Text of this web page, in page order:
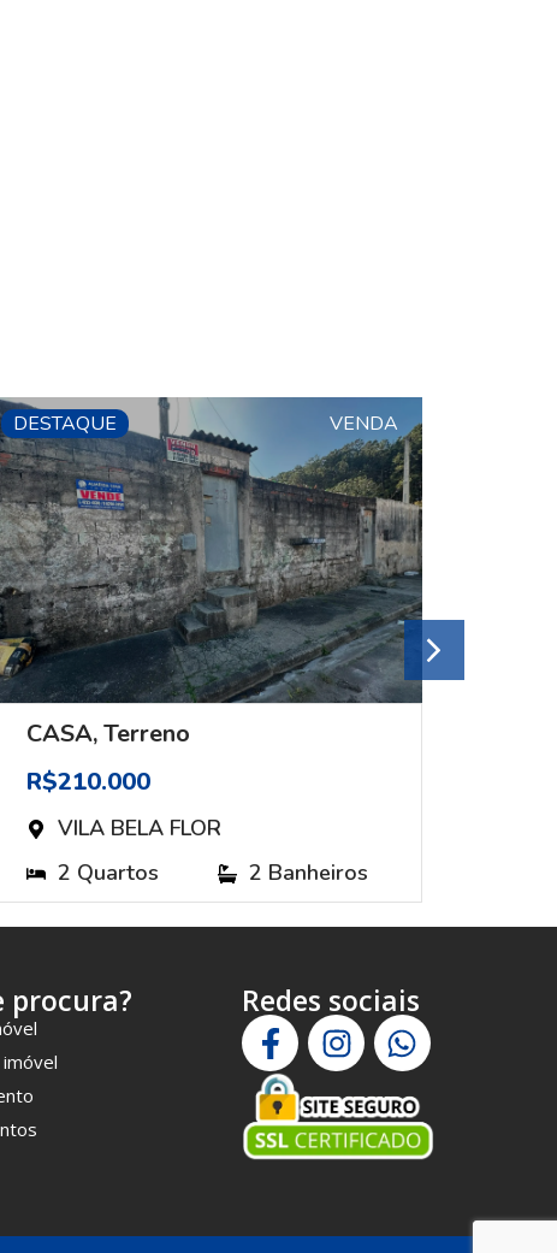
DESTAQUE VENDA
CASA,Terreno
R$210.000
VILA BELA FLOR
2 Quartos
2 Banheiros
procura? Redes sociais